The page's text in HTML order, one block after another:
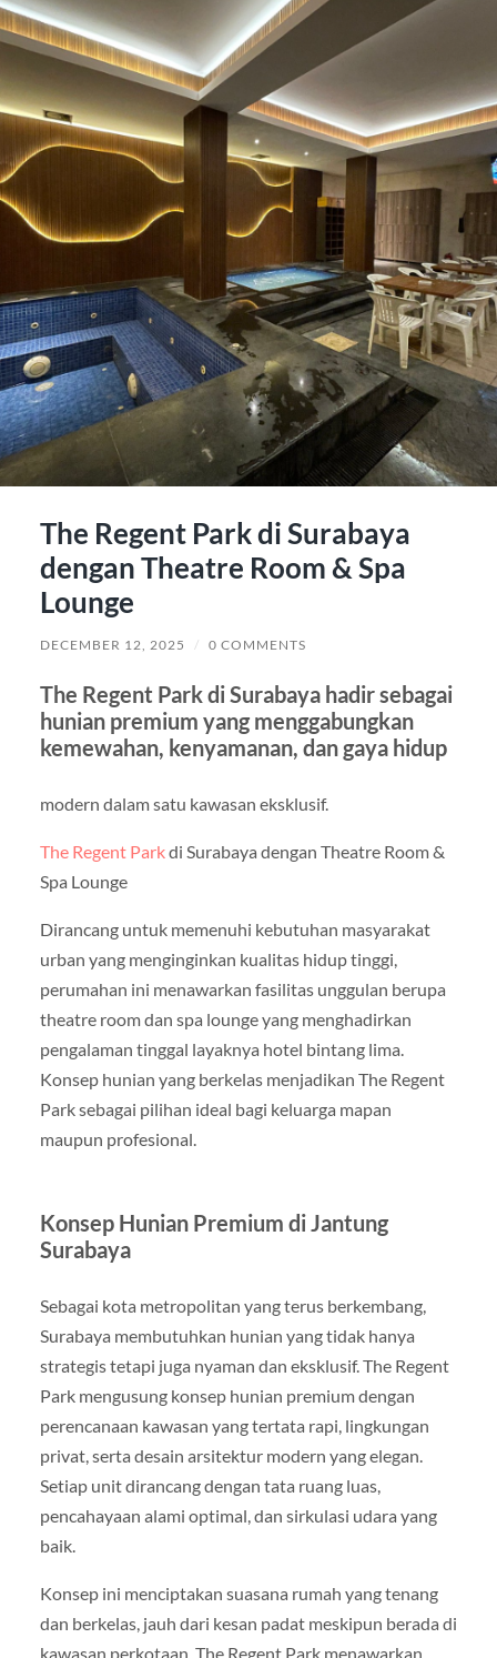
The Regent Park di Surabaya
dengan Theatre Room & Spa
Lounge
DECEMBER 12, 2025 / 0 COMMENTS
The Regent Park di Surabaya hadir sebagai
hunian premium yang menggabungkan
kemewahan, kenyamanan, dan gaya hidup
modern dalam satu kawasan eksklusif.
The Regent Parkdi Surabaya dengan Theatre Room &
Spa Lounge
Dirancang untuk memenuhi kebutuhan masyarakat
urban yang menginginkan kualitas hidup tinggi,
perumahan ini menawarkan fasilitas unggulan berupa
theatre room dan spa lounge yang menghadirkan
pengalaman tinggal layaknya hotel bintang lima.
Konsep hunian yang berkelas menjadikan The Regent
Park sebagai pilihan ideal bagi keluarga mapan
maupun profesional.
Konsep Hunian Premium di Jantung
Surabaya
Sebagai kota metropolitan yang terus berkembang,
Surabaya membutuhkan hunian yang tidak hanya
strategis tetapi juga nyaman dan eksklusif. The Regent
Park mengusung konsep hunian premium dengan
perencanaan kawasan yang tertata rapi, lingkungan
privat, serta desain arsitektur modern yang elegan.
Setiap unit dirancang dengan tata ruang luas,
pencahayaan alami optimal, dan sirkulasi udara yang
baik.
Konsep ini menciptakan suasana rumah yang tenang
dan berkelas, jauh dari kesan padat meskipun berada di
kawasan perkotaan. The Regent Park menawarkan